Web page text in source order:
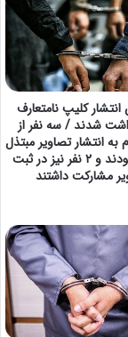
کلیپ نامتعارف
شدند / سه نفر از
به انتشار تصاویر مبتذل
از خود کرده بودند و ۲ نفر نیز در ثبت
مشارکت داشتند